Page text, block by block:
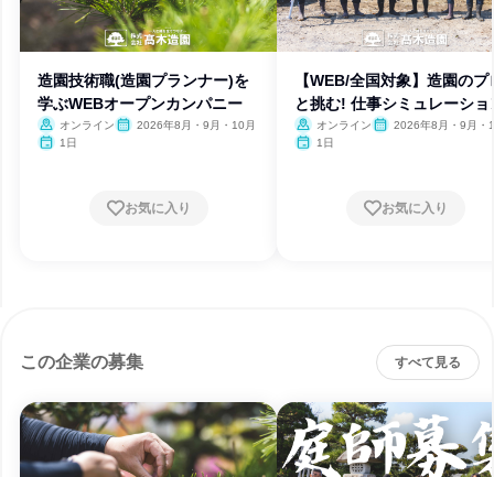
造園技術職(造園プランナー)を
学ぶWEBオープンカンパニー
オンライン
2026年8月・9月・10月
1日
お気に入り
【WEB/全国対象】造園のプ
と挑む! 仕事シミュレーショ
オンライン
2026年8月・9月・
1日
お気に入り
この企業の募集 すべて見る